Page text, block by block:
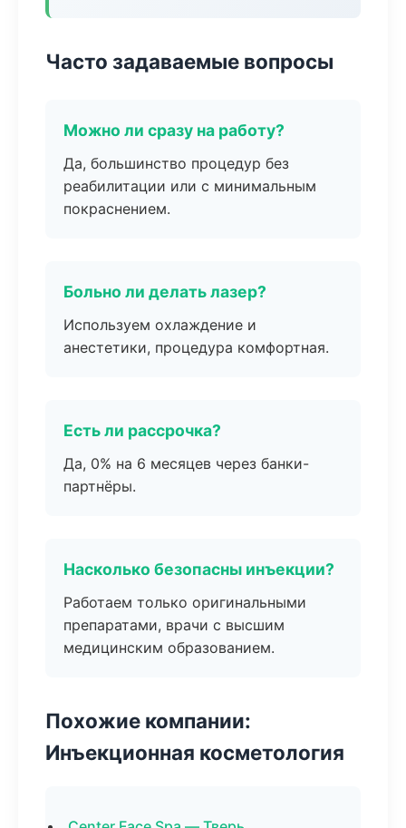
Часто задаваемые вопросы
Можно ли сразу на работу?
Да, большинство процедур без
реабилитации или с минимальным
покраснением.
Больно ли делать лазер?
Используем охлаждение и
анестетики, процедура комфортная.
Есть ли рассрочка?
Да, 0% на 6 месяцев через банки-
партнёры.
Насколько безопасны инъекции?
Работаем только оригинальными
препаратами, врачи с высшим
медицинским образованием.
Похожие компании:
Инъекционная косметология